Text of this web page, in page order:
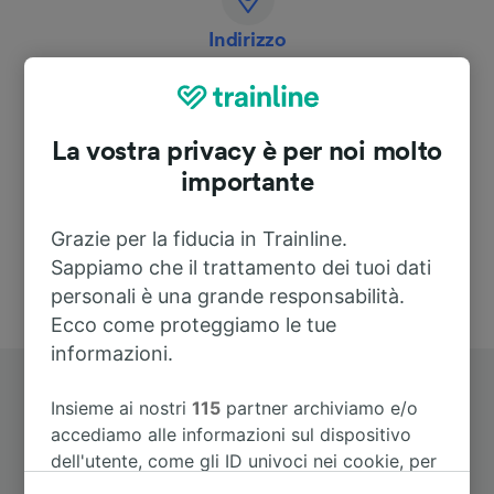
Indirizzo
Hauptstr. 30
Deutschland
La vostra privacy è per noi molto
importante
Grazie per la fiducia in Trainline.
Sappiamo che il trattamento dei tuoi dati
personali è una grande responsabilità.
Ecco come proteggiamo le tue
informazioni.
Insieme ai nostri115 partner archiviamo e/o
accediamo alle informazioni sul dispositivo
dell'utente, come gli ID univoci nei cookie, per